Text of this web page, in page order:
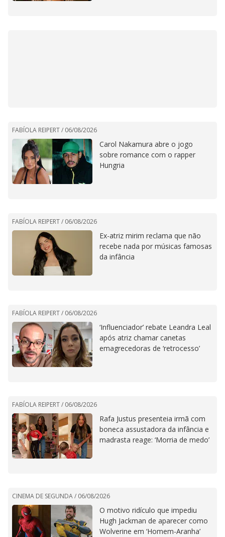
FABÍOLA REIPERT / 06/08/2026
Carol Nakamura abre o jogo
sobre romance com o rapper
Hungria
FABÍOLA REIPERT / 06/08/2026
Ex-atriz mirim reclama que não
recebe nada por músicas famosas
da infância
FABÍOLA REIPERT / 06/08/2026
‘Influenciador’ rebate Leandra Leal
após atriz chamar canetas
emagrecedoras de ‘retrocesso’
FABÍOLA REIPERT / 06/08/2026
Rafa Justus presenteia irmã com
boneca assustadora da infância e
madrasta reage: ‘Morria de medo’
CINEMA DE SEGUNDA / 06/08/2026
O motivo ridículo que impediu
Hugh Jackman de aparecer como
Wolverine em ‘Homem-Aranha’